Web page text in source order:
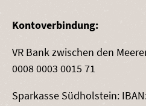
Kontoverbindung:
VR Bank zwischen den
0008 0003 0015 71
Sparkasse Südholstein: